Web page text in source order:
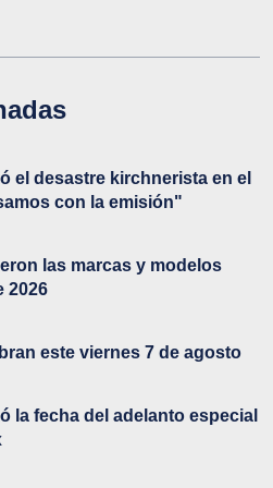
el desastre kirchnerista en el
con la emisión"
las marcas y modelos
2026
este viernes 7 de agosto
la fecha del adelanto especial